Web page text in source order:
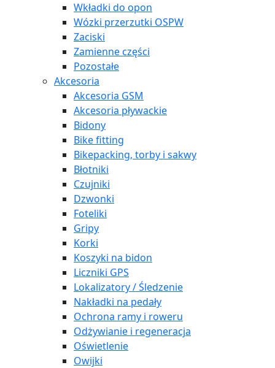
Wkładki do opon
Wózki przerzutki OSPW
Zaciski
Zamienne części
Pozostałe
Akcesoria
Akcesoria GSM
Akcesoria pływackie
Bidony
Bike fitting
Bikepacking, torby i sakwy
Błotniki
Czujniki
Dzwonki
Foteliki
Gripy
Korki
Koszyki na bidon
Liczniki GPS
Lokalizatory / Śledzenie
Nakładki na pedały
Ochrona ramy i roweru
Odżywianie i regeneracja
Oświetlenie
Owijki